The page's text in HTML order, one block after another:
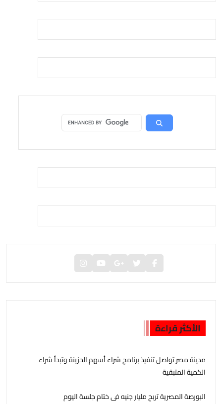
الأكثر قراءة
مدينة مصر تواصل تنفيذ برنامج شراء أسهم الخزينة وتبدأ شراء
الكمية المتبقية
البورصة المصرية تربح مليار جنيه فى ختام جلسة اليوم